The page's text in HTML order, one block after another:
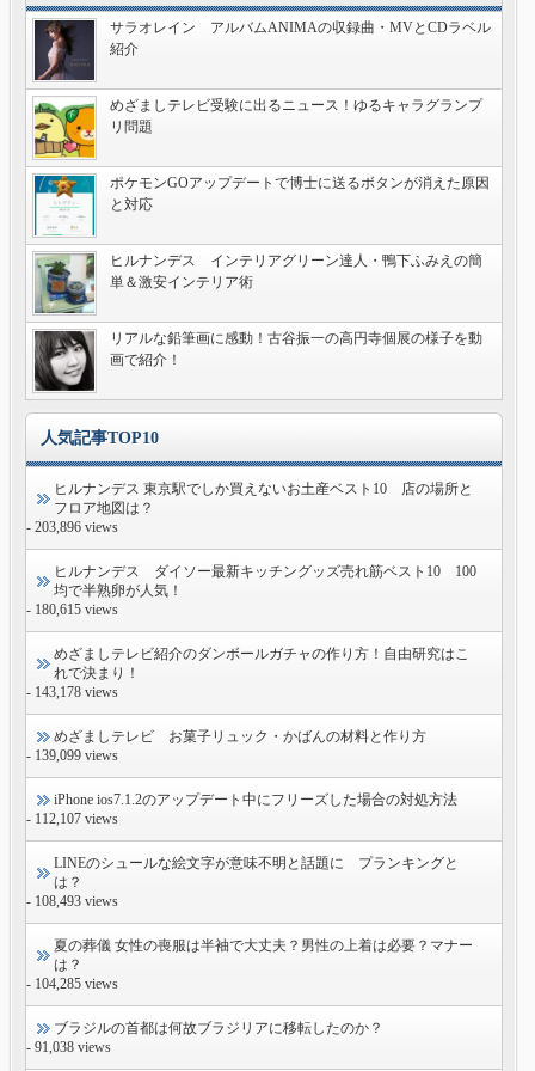
サラオレイン アルバムANIMAの収録曲・MVとCDラベル
紹介
めざましテレビ受験に出るニュース！ゆるキャラグランプ
リ問題
ポケモンGOアップデートで博士に送るボタンが消えた原因
と対応
ヒルナンデス インテリアグリーン達人・鴨下ふみえの簡
単＆激安インテリア術
リアルな鉛筆画に感動！古谷振一の高円寺個展の様子を動
画で紹介！
人気記事TOP10
ヒルナンデス 東京駅でしか買えないお土産ベスト10 店の場所と
フロア地図は？
- 203,896 views
ヒルナンデス ダイソー最新キッチングッズ売れ筋ベスト10 100
均で半熟卵が人気！
- 180,615 views
めざましテレビ紹介のダンボールガチャの作り方！自由研究はこ
れで決まり！
- 143,178 views
めざましテレビ お菓子リュック・かばんの材料と作り方
- 139,099 views
iPhone ios7.1.2のアップデート中にフリーズした場合の対処方法
- 112,107 views
LINEのシュールな絵文字が意味不明と話題に プランキングと
は？
- 108,493 views
夏の葬儀 女性の喪服は半袖で大丈夫？男性の上着は必要？マナー
は？
- 104,285 views
ブラジルの首都は何故ブラジリアに移転したのか？
- 91,038 views